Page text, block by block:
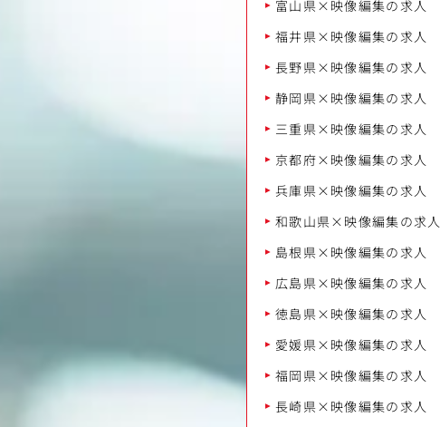
富山県×映像編集の求人
福井県×映像編集の求人
長野県×映像編集の求人
静岡県×映像編集の求人
三重県×映像編集の求人
京都府×映像編集の求人
兵庫県×映像編集の求人
和歌山県×映像編集の求人
島根県×映像編集の求人
広島県×映像編集の求人
徳島県×映像編集の求人
愛媛県×映像編集の求人
福岡県×映像編集の求人
長崎県×映像編集の求人